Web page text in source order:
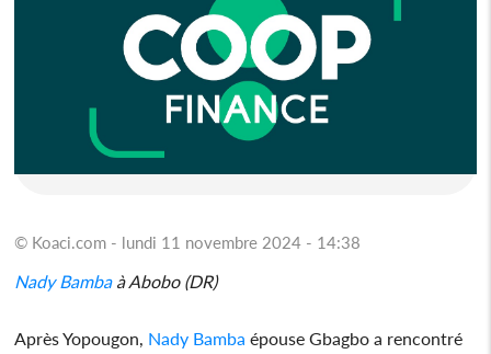
© Koaci.com - lundi 11 novembre 2024 - 14:38
Nady Bambaà Abobo (DR)
Après Yopougon, Nady Bamba épouse Gbagbo a rencontré